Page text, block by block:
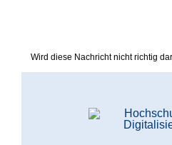
Wird diese Nachricht nicht richtig